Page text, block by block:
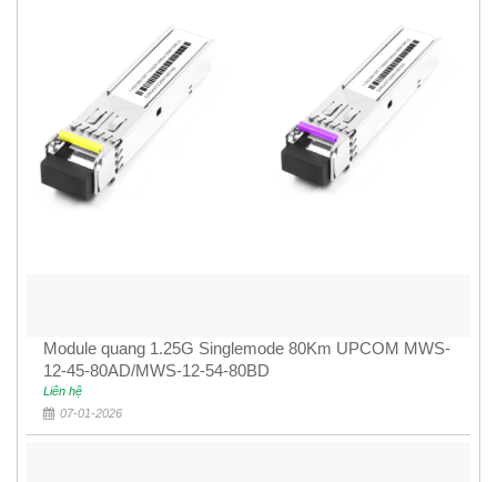
Module quang 1.25G Singlemode 80Km UPCOM MWS-
12-45-80AD/MWS-12-54-80BD
Liên hệ
07-01-2026